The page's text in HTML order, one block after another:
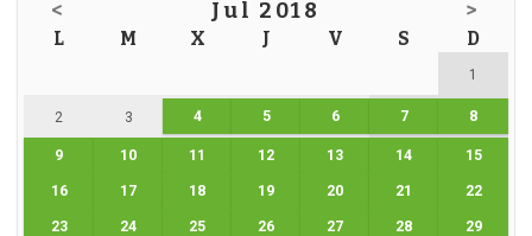
< Jul 2018 >
L M X J V S D
1
2 3 4 5 6 7 8
9 10 11 12 13 14 15
16 17 18 19 20 21 22
23 24 25 26 27 28 29